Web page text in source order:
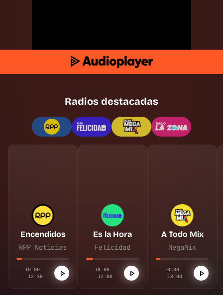
Radios destacadas
Encendidos
RPP Noticias
10:00 -
12:30
Es la Hora
Felicidad
10:00 -
12:00
A Todo Mix
MegaMix
10:00 -
13:00